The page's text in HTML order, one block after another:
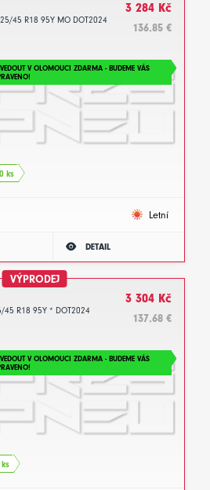
45 R18 95Y MO DOT2024
3 284 Kč
136.85 €
V OLOMOUCI ZDARMA - BUDEME VÁS
ks
Letní
DETAIL
VÝPRODEJ
45 R18 95Y * DOT2024
3 304 Kč
137.68 €
V OLOMOUCI ZDARMA - BUDEME VÁS